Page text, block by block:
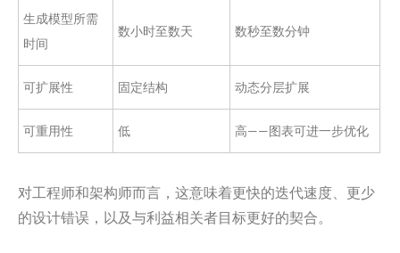
生成模型所需
时间
数小时至数天 数秒至数分钟
可扩展性 固定结构 动态分层扩展
可重用性 低 高——图表可进一步优化
对工程师和架构师而言，这意味着更快的迭代速度、更少
的设计错误，以及与利益相关者目标更好的契合。